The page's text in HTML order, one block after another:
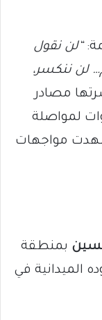
“لن نقول
لن ننكسر،
مصادر
لمواصلة
شهدت مواجهات
بمنطقة
الميدانية في